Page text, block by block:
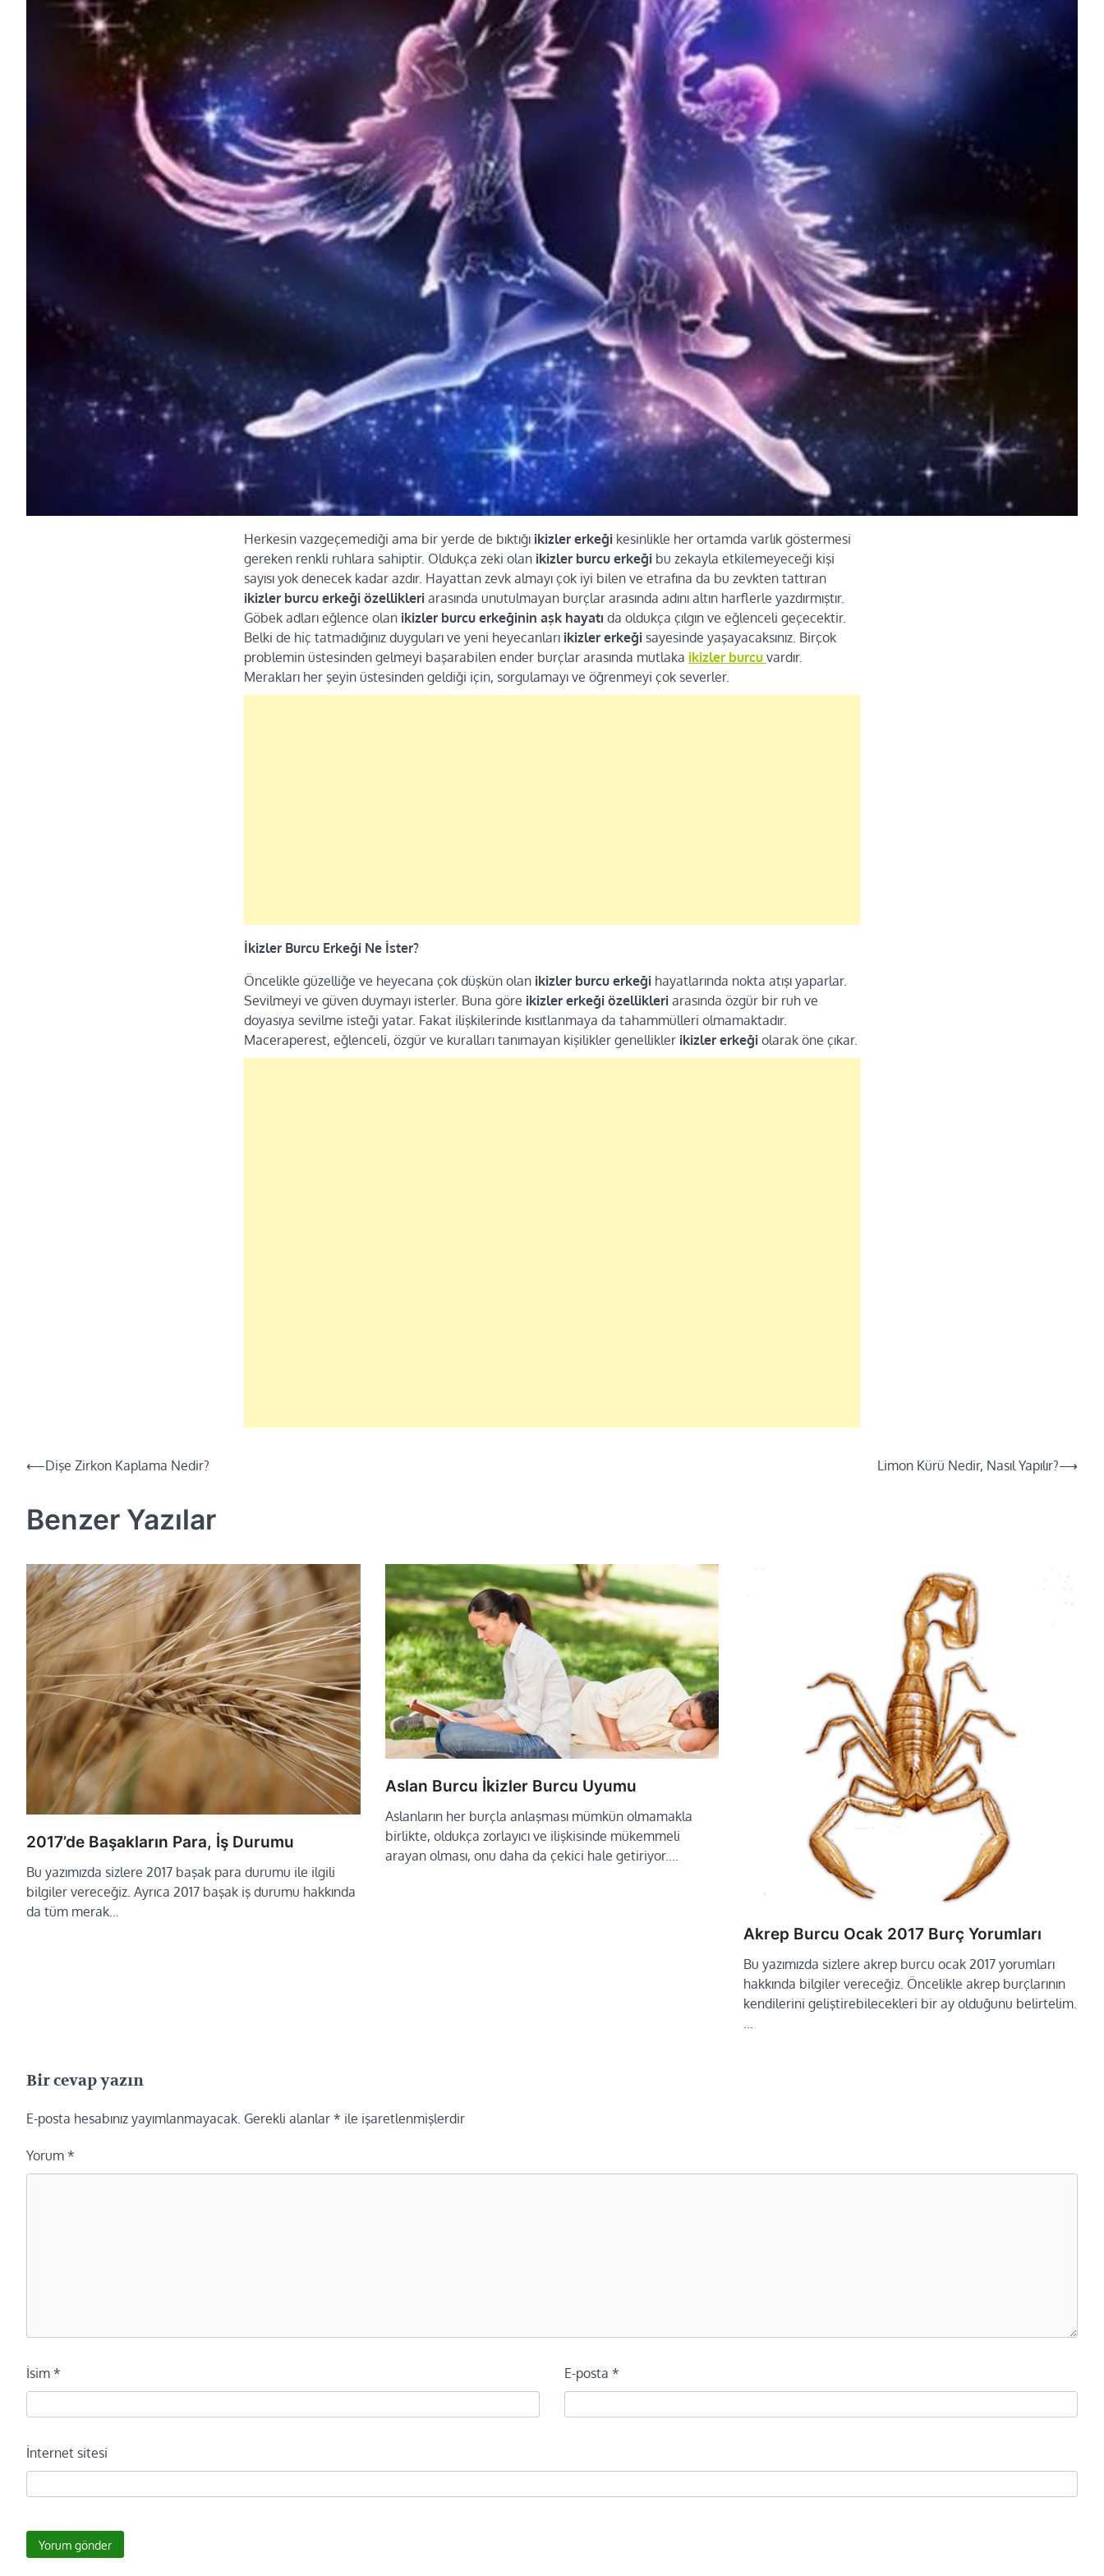
Herkesin vazgeçemediği ama bir yerde de bıktığı ikizler erkeği kesinlikle her ortamda varlık göstermesi
gereken renkli ruhlara sahiptir. Oldukça zeki olan ikizler burcu erkeği bu zekayla etkilemeyeceği kişi
sayısı yok denecek kadar azdır. Hayattan zevk almayı çok iyi bilen ve etrafına da bu zevkten tattıran
ikizler burcu erkeği özellikleri arasında unutulmayan burçlar arasında adını altın harflerle yazdırmıştır.
Göbek adları eğlence olan ikizler burcu erkeğinin aşk hayatı da oldukça çılgın ve eğlenceli geçecektir.
Belki de hiç tatmadığınız duyguları ve yeni heyecanları ikizler erkeği sayesinde yaşayacaksınız. Birçok
problemin üstesinden gelmeyi başarabilen ender burçlar arasında mutlaka ikizler burcu vardır.
Merakları her şeyin üstesinden geldiği için, sorgulamayı ve öğrenmeyi çok severler.
İkizler Burcu Erkeği Ne İster?
Öncelikle güzelliğe ve heyecana çok düşkün olan ikizler burcu erkeği hayatlarında nokta atışı yaparlar.
Sevilmeyi ve güven duymayı isterler. Buna göre ikizler erkeği özellikleri arasında özgür bir ruh ve
doyasıya sevilme isteği yatar. Fakat ilişkilerinde kısıtlanmaya da tahammülleri olmamaktadır.
Maceraperest, eğlenceli, özgür ve kuralları tanımayan kişilikler genellikler ikizler erkeği olarak öne çıkar.
Yazı
⟵Dişe Zirkon Kaplama Nedir? Limon Kürü Nedir, Nasıl Yapılır?⟶
Benzer Yazılar
2017’de Başakların Para, İş Durumu
Bu yazımızda sizlere 2017 başak para durumu ile ilgili
bilgiler vereceğiz. Ayrıca 2017 başak iş durumu hakkında
da tüm merak…
Aslan Burcu İkizler Burcu Uyumu
Aslanların her burçla anlaşması mümkün olmamakla
birlikte, oldukça zorlayıcı ve ilişkisinde mükemmeli
arayan olması, onu daha da çekici hale getiriyor.…
Akrep Burcu Ocak 2017 Burç Yorumları
Bu yazımızda sizlere akrep burcu ocak 2017 yorumları
hakkında bilgiler vereceğiz. Öncelikle akrep burçlarının
kendilerini geliştirebilecekleri bir ay olduğunu belirtelim.
…
Bir cevap yazın
E-posta hesabınız yayımlanmayacak. Gerekli alanlar * ile işaretlenmişlerdir
Yorum *
İsim * E-posta *
İnternet sitesi